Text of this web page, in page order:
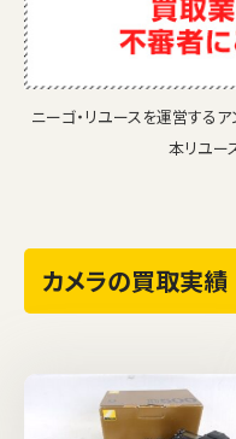
ニーゴ・リユースを運営する
本リユー
カメラの買取実績